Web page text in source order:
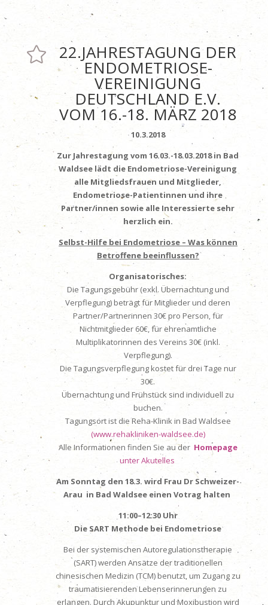
 22.JAHRESTAGUNG DER
ENDOMETRIOSE-
VEREINIGUNG
DEUTSCHLAND E.V.
VOM 16.-18. MÄRZ 2018
10.3.2018
Zur Jahrestagung vom 16.03.-18.03.2018 in Bad
Waldsee lädt die Endometriose-Vereinigung
alle Mitgliedsfrauen und Mitglieder,
Endometriose-Patientinnen und ihre
Partner/innen sowie alle Interessierte sehr
herzlich ein.
Selbst-Hilfe bei Endometriose – Was können
Betroffene beeinflussen?
Organisatorisches:
Die Tagungsgebühr (exkl. Übernachtung und
Verpflegung) beträgt für Mitglieder und deren
Partner/Partnerinnen 30€ pro Person, für
Nichtmitglieder 60€, für ehrenamtliche
Multiplikatorinnen des Vereins 30€ (inkl.
Verpflegung).
Die Tagungsverpflegung kostet für drei Tage nur
30€.
Übernachtung und Frühstück sind individuell zu
buchen.
Tagungsort ist die Reha-Klinik in Bad Waldsee
(www.rehakliniken-waldsee.de)
Alle Informationen finden Sie au der Homepage
unter Akutelles
Am Sonntag den 18.3. wird Frau Dr Schweizer-
Arau in Bad Waldsee einen Votrag halten
11:00–12:30 Uhr
Die SART Methode bei Endometriose
Bei der systemischen Autoregulationstherapie
(SART) werden Ansätze der traditionellen
chinesischen Medizin (TCM) benutzt, um Zugang zu
traumatisierenden Lebenserinnerungen zu
erlangen. Durch Akupunktur und Moxibustion wird